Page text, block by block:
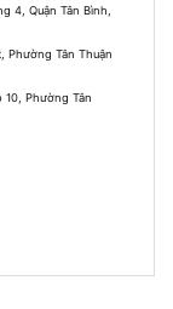
4, Quận Tân Bình,
Phường Tân Thuận
10, Phường Tân